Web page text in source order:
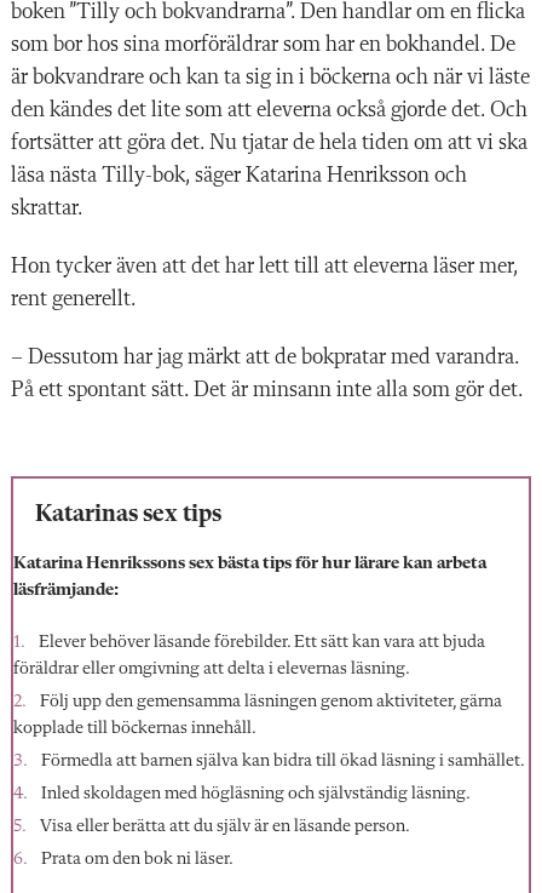
boken ”Tilly och bokvandrarna”. Den handlar om en flicka
som bor hos sina morföräldrar som har en bokhandel. De
är bokvandrare och kan ta sig in i böckerna och när vi läste
den kändes det lite som att eleverna också gjorde det. Och
fortsätter att göra det. Nu tjatar de hela tiden om att vi ska
läsa nästa Tilly-bok, säger Katarina Henriksson och
skrattar.
Hon tycker även att det har lett till att eleverna läser mer,
rent generellt.
– Dessutom har jag märkt att de bokpratar med varandra.
På ett spontant sätt. Det är minsann inte alla som gör det.
Katarinas sex tips
Katarina Henrikssons sex bästa tips för hur lärare kan arbeta
läsfrämjande:
Elever behöver läsande förebilder. Ett sätt kan vara att bjuda
föräldrar eller omgivning att delta i elevernas läsning.
Följ upp den gemensamma läsningen genom aktiviteter, gärna
kopplade till böckernas innehåll.
Förmedla att barnen själva kan bidra till ökad läsning i samhället.
Inled skoldagen med högläsning och självständig läsning.
Visa eller berätta att du själv är en läsande person.
Prata om den bok ni läser.